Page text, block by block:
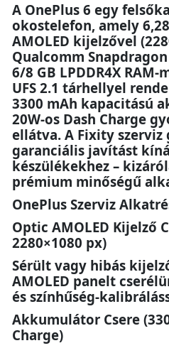
A OnePlus 6 egy
okostelefon, amely
AMOLED kijelzővel
Qualcomm
6/8 GB LPDDR4X
UFS 2.1 tárhellyel
3300 mAh kapacitású
20W-os Dash Charge
ellátva. A Fixity szerviz
garanciális javítást
készülékekhez –
prémium minőségű
OnePlus Szerviz
Optic AMOLED Kijelző
2280×1080 px)
Sérült vagy hibás
AMOLED panelt
és színhűség-
Akkumulátor Csere
Charge)